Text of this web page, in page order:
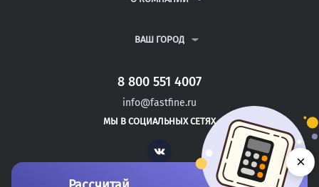
ПОЛИТИКА КОНФИДЕНЦИАЛЬНОСТИ
КОНТАКТЫ
ВАШ ГОРОД
САНКТ-ПЕТЕРБУРГ
БОЛЬШОЙ КАМЕНЬ
СОСНОВЫЙ БОР
8 800 551 4007
info@fastfine.ru
МЫ В СОЦИАЛЬНЫХ СЕТЯХ
Vk ×